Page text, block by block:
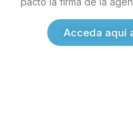
Acceda aquí